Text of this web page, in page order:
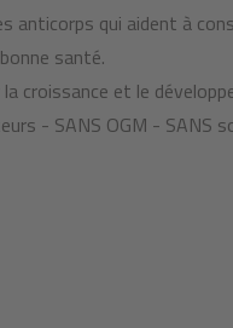
anticorps qui aident à
santé.
croissance et le
- SANS OGM - SANS